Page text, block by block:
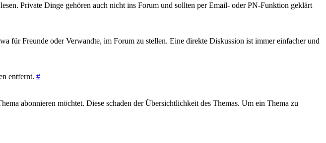
Private Dinge gehören auch nicht ins Forum und sollten per Email- oder PN-Funktion geklärt
für Freunde oder Verwandte, im Forum zu stellen. Eine direkte Diskussion ist immer einfacher und
entfernt. #
abonnieren möchtet. Diese schaden der Übersichtlichkeit des Themas. Um ein Thema zu